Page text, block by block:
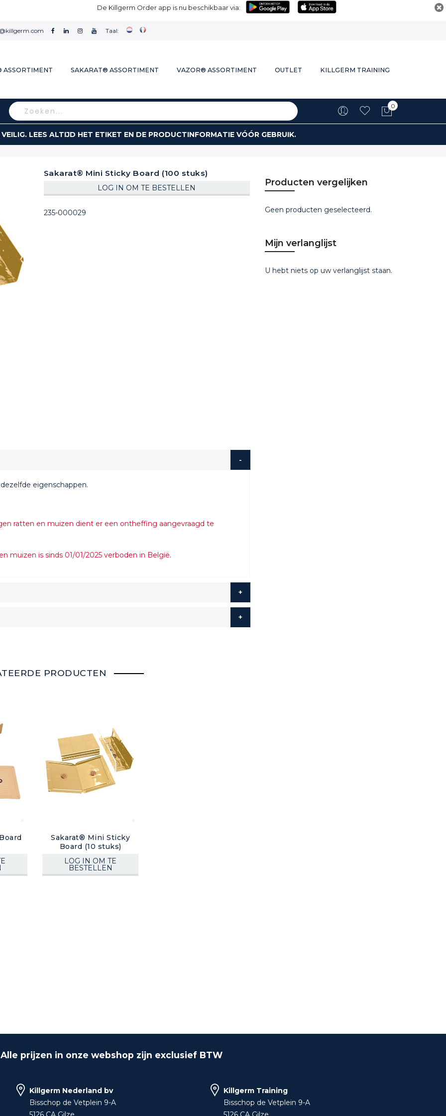
De Killgerm Order app is nu beschikbaar via:
Taal:
ASSORTIMENT SAKARAT® ASSORTIMENT VAZOR® ASSORTIMENT OUTLET KILLGERM TRAINING
Search
0
LEES ALTIJD HET ETIKET EN DE PRODUCTINFORMATIE VÓÓR GEBRUIK.
Sakarat® Mini Sticky Board (100 stuks)
LOG IN OM TE BESTELLEN
235-000029
eigenschappen.
ratten en muizen dient er een ontheffing aangevraagd te
muizen is sinds 01/01/2025 verboden in België.
PRODUCTEN
Sakarat® Mini Sticky
Board (10 stuks)
LOG IN OM TE
BESTELLEN
Producten vergelijken
Geen producten geselecteerd.
Mijn verlanglijst
U hebt niets op uw verlanglijst staan.
Alle prijzen in onze webshop zijn exclusief BTW
Killgerm Nederland bv
Bisschop de Vetplein 9-A
Killgerm Training
Bisschop de Vetplein 9-A